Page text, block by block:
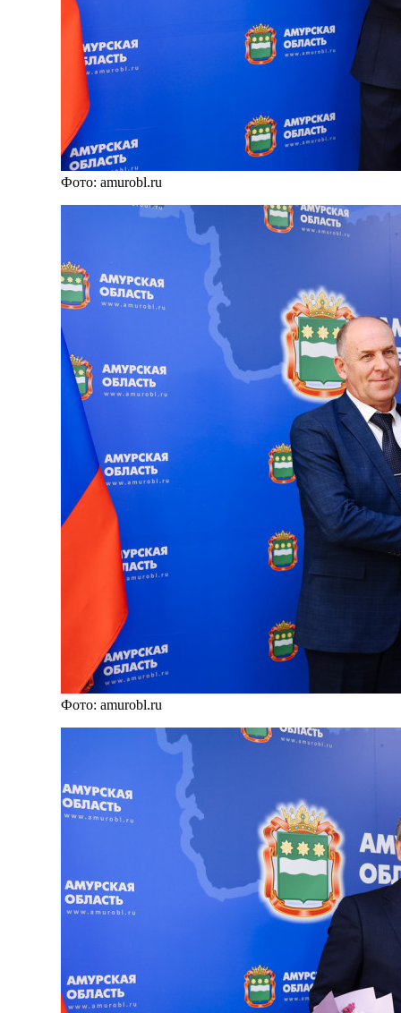
Фото: amurobl.ru
Фото: amurobl.ru